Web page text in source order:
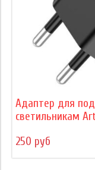
Адаптер для
светильникам
250 руб